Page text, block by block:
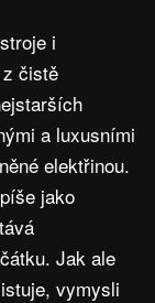
i
čistě
a luxusními
elektřinou.
jako
Jak ale
vymysli